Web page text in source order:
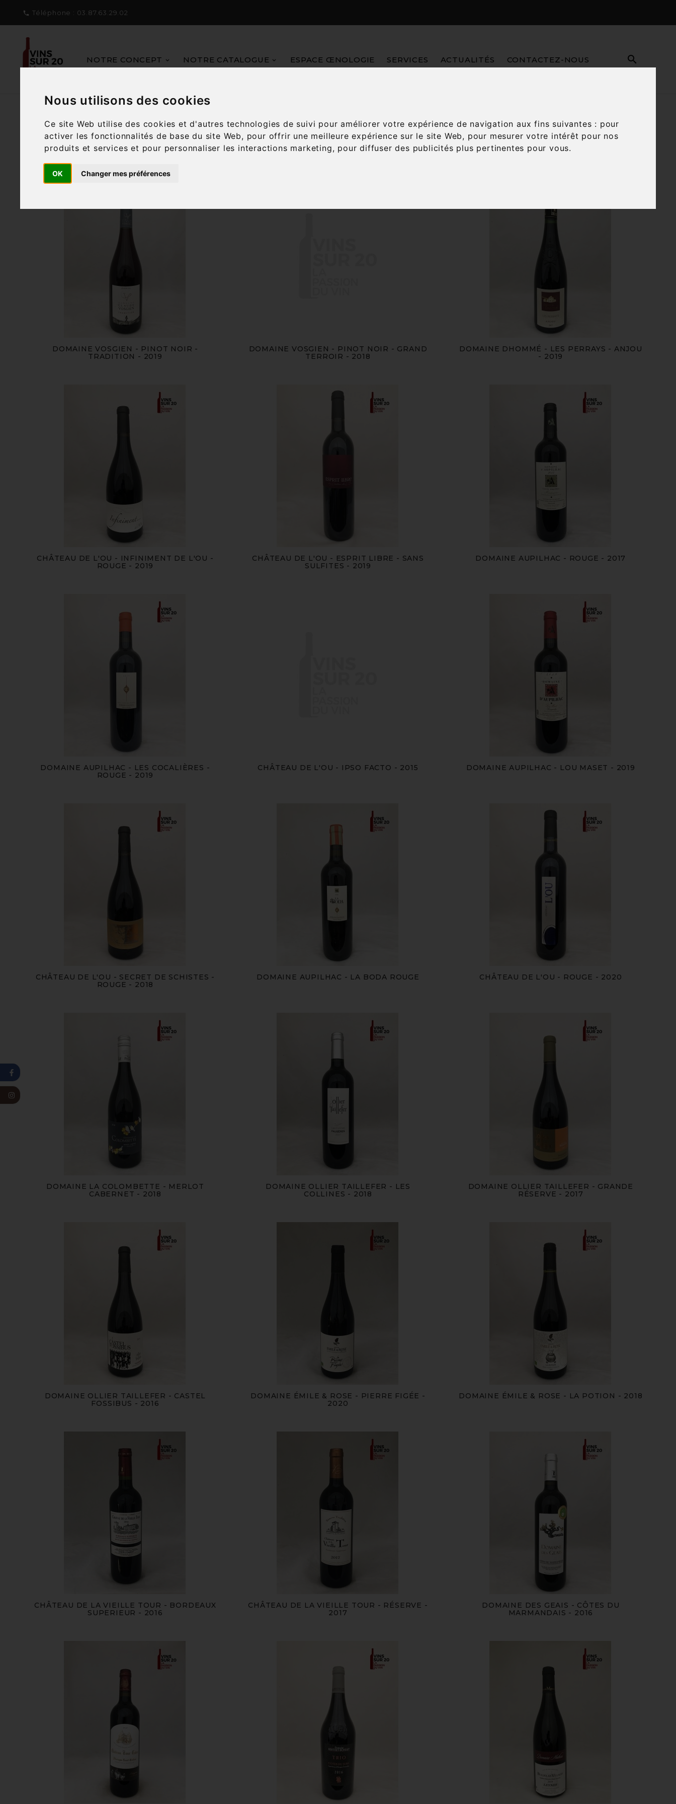
Nous utilisons des cookies
Ce site Web utilise des cookies et d'autres technologies de suivi pour améliorer votre expérience de navigation aux fins suivantes : pour
activer les fonctionnalités de base du site Web, pour offrir une meilleure expérience sur le site Web, pour mesurer votre intérêt pour nos
produits et services et pour personnaliser les interactions marketing, pour diffuser des publicités plus pertinentes pour vous.
OK Changer mes préférences
 Téléphone : 03.87.63.29.02
NOTRE CONCEPT NOTRE CATALOGUE ESPACE ŒNOLOGIE SERVICES ACTUALITÉS CONTACTEZ-NOUS 
 Filtre 43 articles Trier par : Pertinence
DOMAINE VOSGIEN - PINOT NOIR -
TRADITION - 2019
DOMAINE VOSGIEN - PINOT NOIR - GRAND
TERROIR - 2018
DOMAINE DHOMMÉ - LES PERRAYS - ANJOU
- 2019
CHÂTEAU DE L'OU - INFINIMENT DE L'OU -
ROUGE - 2019
CHÂTEAU DE L'OU - ESPRIT LIBRE - SANS
SULFITES - 2019
DOMAINE AUPILHAC - ROUGE - 2017
DOMAINE AUPILHAC - LES COCALIÈRES -
ROUGE - 2019
CHÂTEAU DE L'OU - IPSO FACTO - 2015 DOMAINE AUPILHAC - LOU MASET - 2019
CHÂTEAU DE L'OU - SECRET DE SCHISTES -
ROUGE - 2018
DOMAINE AUPILHAC - LA BODA ROUGE CHÂTEAU DE L'OU - ROUGE - 2020
DOMAINE LA COLOMBETTE - MERLOT
CABERNET - 2018
DOMAINE OLLIER TAILLEFER - LES
COLLINES - 2018
DOMAINE OLLIER TAILLEFER - GRANDE
RÉSERVE - 2017
DOMAINE OLLIER TAILLEFER - CASTEL
FOSSIBUS - 2016
DOMAINE ÉMILE & ROSE - PIERRE FIGÉE -
2020
DOMAINE ÉMILE & ROSE - LA POTION - 2018
CHÂTEAU DE LA VIEILLE TOUR - BORDEAUX
SUPERIEUR - 2016
CHÂTEAU DE LA VIEILLE TOUR - RÉSERVE -
2017
DOMAINE DES GEAIS - CÔTES DU
MARMANDAIS - 2016